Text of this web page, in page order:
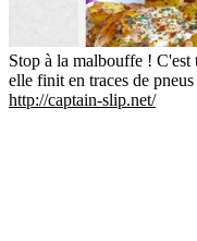
Stop à la malbouffe ! C'est
elle finit en traces de
http://captain-slip.net/